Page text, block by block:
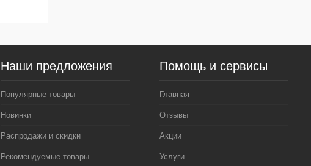
Наши предложения
Популярные товары
Новинки
Распродажи и скидки
Рекомендуемые товары
Помощь и сервисы
Главная
Отзывы
Акции
Услуги